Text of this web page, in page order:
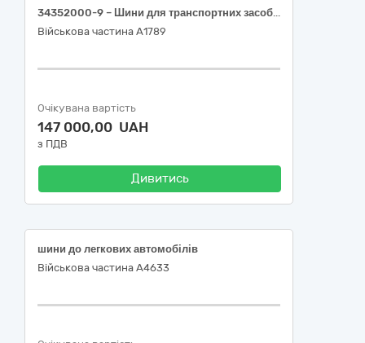
34352000-9 – Шини для транспортних засобів великої тоннажності.
Військова частина А1789
Очікувана вартість
147 000,00 UAH
з ПДВ
Дивитись
шини до легкових автомобілів
Військова частина А4633